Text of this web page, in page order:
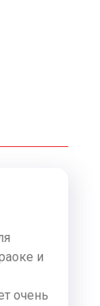
и
очень